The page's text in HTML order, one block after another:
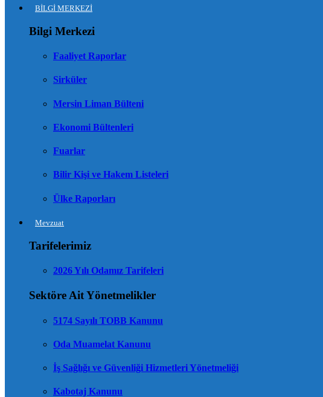
BİLGİ MERKEZİ
Bilgi Merkezi
Faaliyet Raporlar
Sirküler
Mersin Liman Bülteni
Ekonomi Bültenleri
Fuarlar
Bilir Kişi ve Hakem Listeleri
Ülke Raporları
Mevzuat
Tarifelerimiz
2026 Yılı Odamız Tarifeleri
Sektöre Ait Yönetmelikler
5174 Sayılı TOBB Kanunu
Oda Muamelat Kanunu
İş Sağlığı ve Güvenliği Hizmetleri Yönetmeliği
Kabotaj Kanunu